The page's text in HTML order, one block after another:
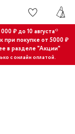
₽ до 10 августа*
при покупке от 5000 ₽
в разделе "Акции"
с онлайн оплатой.